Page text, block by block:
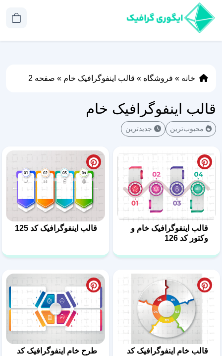
خانه » فروشگاه » قالب اینفوگرافیک خام » صفحه 2
قالب اینفوگرافیک خام
محبوب‌ترین جدیدترین
قالب اینفوگرافیک خام و
وکتور کد 126
قالب اینفوگرافیک کد 125
قالب خام اینفوگرافیک کد
طرح خام اینفوگرافیک کد